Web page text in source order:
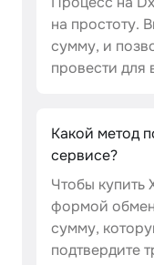
на простоту.
сумму, и
провести для
Какой метод
сервисе?
Чтобы купить
формой
сумму,
подтвердите